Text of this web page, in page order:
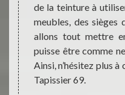
etc.
nos
& la
de la teinture à
meubles, des
allons tout mettre
puisse être comme
Ainsi, n’hésitez plus
Tapissier 69.